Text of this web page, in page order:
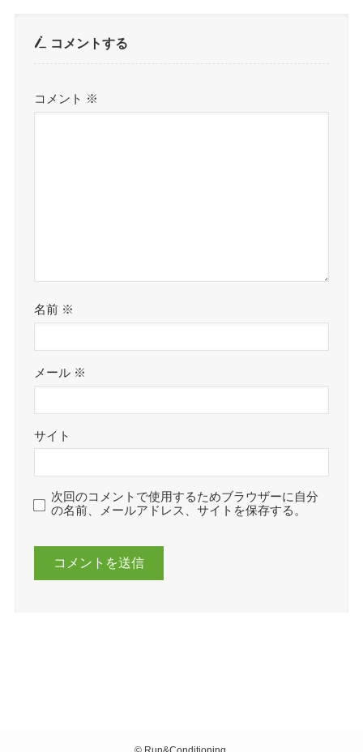
コメントする
コメント ※
名前 ※
メール ※
サイト
次回のコメントで使用するためブラウザーに自分
の名前、メールアドレス、サイトを保存する。